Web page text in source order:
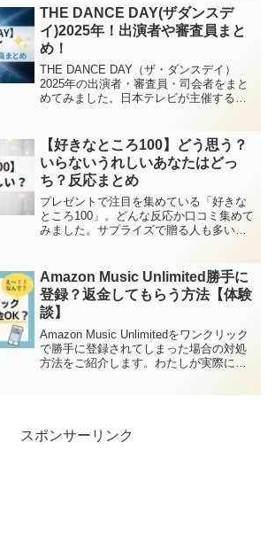
あり、それぞれ指す時期が異なります。
「春先っていつからいつまで...
THE DANCE DAY(ザダンスデ
イ)2025年！出演者や審査員まと
め！
THE DANCE DAY（ザ・ダンスデイ）
2025年の出演者・審査員・司会者をまと
めてみました。日本テレビが主催するダ
した！決勝大会日程：2025年5...
【好きなところ100】どう思う？
いらないうれしいあなたはどっ
ち？反応まとめ
プレゼントで注目を集めている「好きな
ところ100」。どんな反応か口コミ集めて
みました。サプライズで贈る人も多いそ
思いきや・・・重い、いらないというク
ールな声もあるよ...
Amazon Music Unlimited勝手に
登録？返金してもらう方法【体験
談】
Amazon Music Unlimitedをワンクリック
で勝手に登録されてしまった場合の対処
方法をご紹介します。わたしが実際に全
スポンサーリンク